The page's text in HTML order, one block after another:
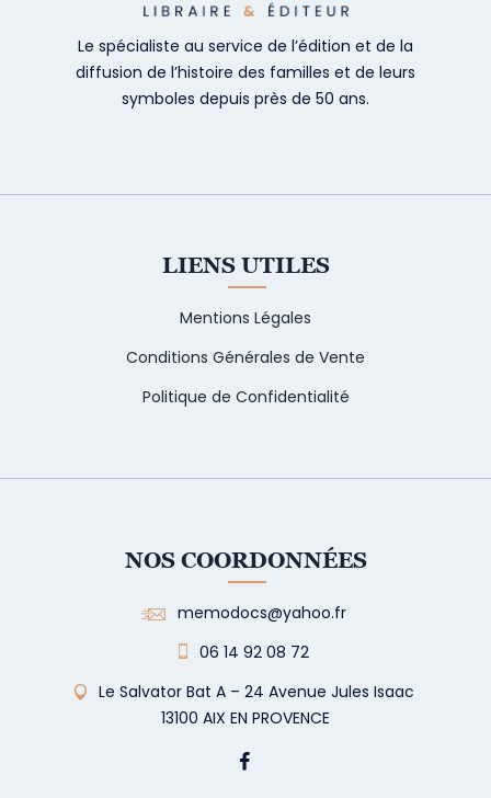
Le spécialiste au service de l’édition et de la
diffusion de l’histoire des familles et de leurs
symboles depuis près de 50 ans.
LIENS UTILES
Mentions Légales
Conditions Générales de Vente
Politique de Confidentialité
NOS COORDONNÉES
memodocs@yahoo.fr
06 14 92 08 72
Le Salvator Bat A – 24 Avenue Jules Isaac
13100 AIX EN PROVENCE